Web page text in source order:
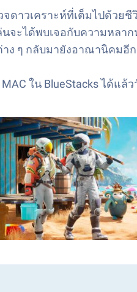
จดาวเคราะห์ที่เต็มไปด้
จะได้พบเจอกับความหล
ง ๆ กลับมายังอาณานิคมอี
ใน BlueStacks ได้แล้